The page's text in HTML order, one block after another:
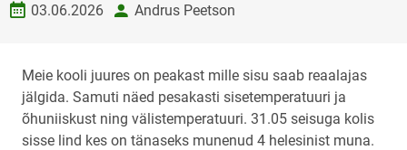
Loomise kuupäev
03.06.2026 autorAndrus Peetson
Meie kooli juures on peakast mille sisu saab reaalajas
jälgida. Samuti näed pesakasti sisetemperatuuri ja
õhuniiskust ning välistemperatuuri. 31.05 seisuga kolis
sisse lind kes on tänaseks munenud 4 helesinist muna.